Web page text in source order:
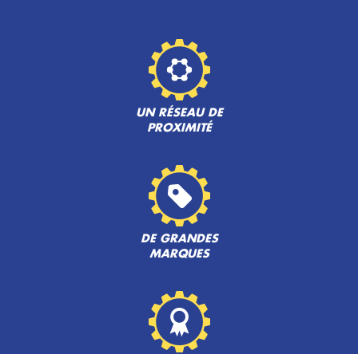
UN RÉSEAU DE
PROXIMITÉ
DE GRANDES
MARQUES